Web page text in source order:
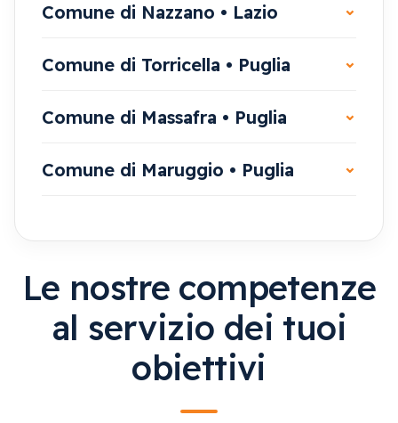
Comune di Nazzano • Lazio
Comune di Torricella • Puglia
Comune di Massafra • Puglia
Comune di Maruggio • Puglia
Le nostre competenze
al servizio dei tuoi
obiettivi